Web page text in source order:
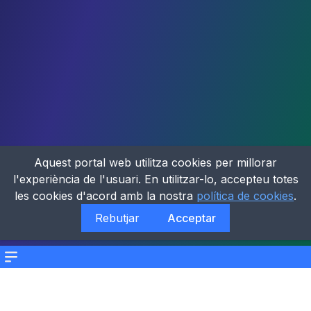
Menu
Aquest portal web utilitza cookies per millorar
l'experiència de l'usuari. En utilitzar-lo, accepteu totes
les cookies d'acord amb la nostra política de cookies.
Rebutjar
Acceptar